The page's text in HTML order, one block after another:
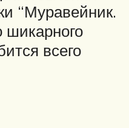
“Муравейник.
шикарного
всего